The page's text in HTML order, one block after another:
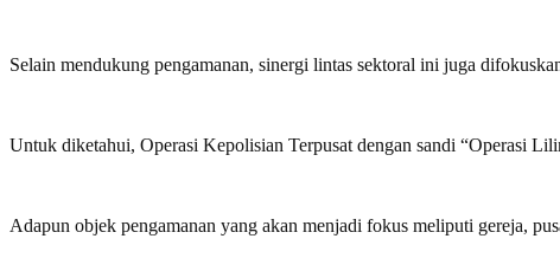
Selain mendukung pengamanan, sinergi lintas sektoral ini juga
Untuk diketahui, Operasi Kepolisian Terpusat dengan sandi “Operasi
Adapun objek pengamanan yang akan menjadi fokus meliputi gereja,